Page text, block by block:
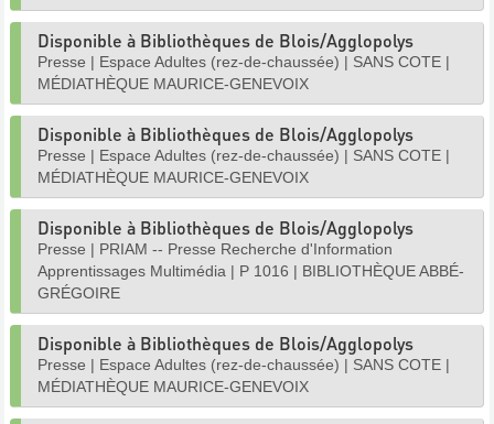
Disponible à Bibliothèques de Blois/Agglopolys
Presse | Espace Adultes (rez-de-chaussée) | SANS COTE |
MÉDIATHÈQUE MAURICE-GENEVOIX
Disponible à Bibliothèques de Blois/Agglopolys
Presse | Espace Adultes (rez-de-chaussée) | SANS COTE |
MÉDIATHÈQUE MAURICE-GENEVOIX
Disponible à Bibliothèques de Blois/Agglopolys
Presse | PRIAM -- Presse Recherche d'Information
Apprentissages Multimédia | P 1016 | BIBLIOTHÈQUE ABBÉ-
GRÉGOIRE
Disponible à Bibliothèques de Blois/Agglopolys
Presse | Espace Adultes (rez-de-chaussée) | SANS COTE |
MÉDIATHÈQUE MAURICE-GENEVOIX